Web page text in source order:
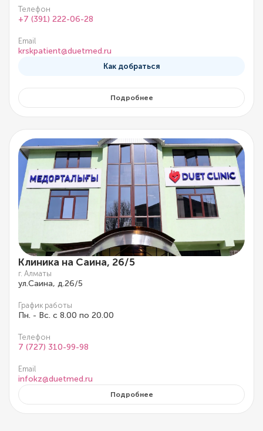
Телефон
+7 (391) 222-06-28
Email
krskpatient@duetmed.ru
Как добраться
Подробнее
Клиника на Саина, 26/5
г. Алматы
ул.Саина, д.26/5
График работы
Пн. - Вс. с 8.00 по 20.00
Телефон
7 (727) 310-99-98
Email
infokz@duetmed.ru
Подробнее